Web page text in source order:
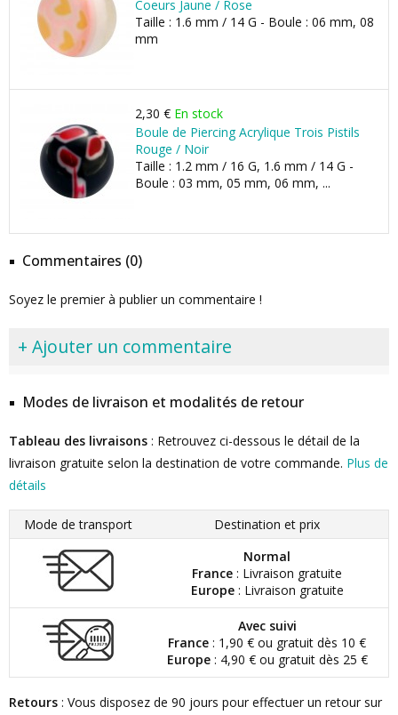
Coeurs Jaune / Rose
Taille : 1.6 mm / 14 G - Boule : 06 mm, 08
mm
2,30 € En stock
Boule de Piercing Acrylique Trois Pistils
Rouge / Noir
Taille : 1.2 mm / 16 G, 1.6 mm / 14 G -
Boule : 03 mm, 05 mm, 06 mm, ...
Commentaires (0)
Soyez le premier à publier un commentaire !
+ Ajouter un commentaire
Modes de livraison et modalités de retour
Tableau des livraisons : Retrouvez ci-dessous le détail de la
livraison gratuite selon la destination de votre commande. Plus de
détails
Mode de transport
Destination et prix
Normal
France : Livraison gratuite
Europe: Livraison gratuite
Avec suivi
France : 1,90 € ou gratuit dès 10 €
Europe: 4,90 € ou gratuit dès 25 €
Retours : Vous disposez de 90 jours pour effectuer un retour sur